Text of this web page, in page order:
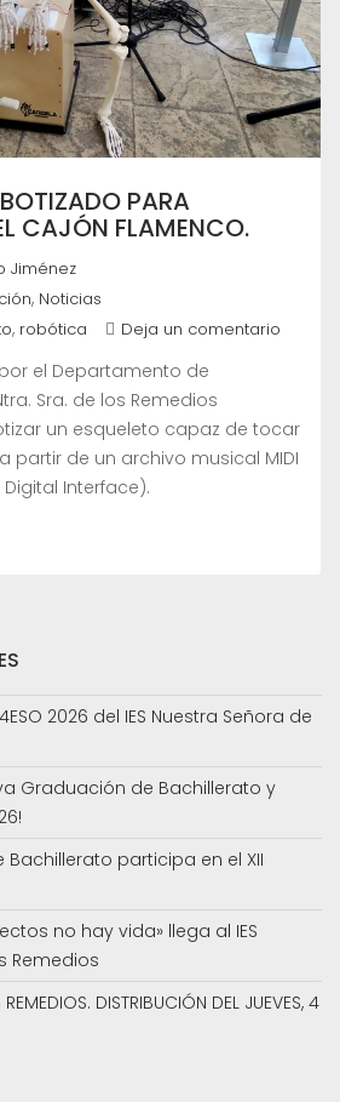
PARA
CAJÓN FLAMENCO.
Jiménez
, Noticias
, robótica Deja un comentario
el Departamento de
Sra. de los Remedios
un esqueleto capaz de tocar
partir de un archivo musical MIDI
Interface).
2026 del IES Nuestra Señora de
Graduación de Bachillerato y
Bachillerato participa en el XII
no hay vida» llega al IES
Remedios
DISTRIBUCIÓN DEL JUEVES, 4